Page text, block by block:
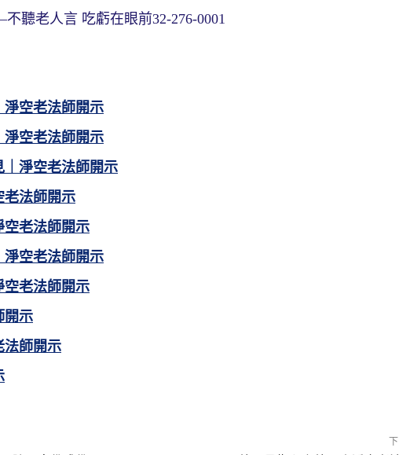
聽老人言 吃虧在眼前32-276-0001
空老法師開示
空老法師開示
淨空老法師開示
老法師開示
空老法師開示
空老法師開示
空老法師開示
開示
法師開示